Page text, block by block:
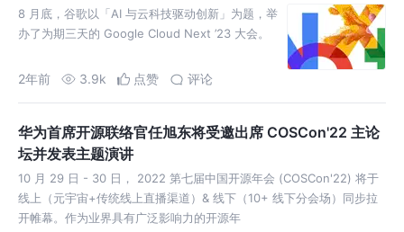
8 月底，谷歌以「AI 与云科技驱动创新」为题，举
办了为期三天的 Google Cloud Next ’23 大会。
2年前 3.9k 点赞 评论
华为首席开源联络官任旭东将受邀出席 COSCon'22 主论
坛并发表主题演讲
10 月 29 日 - 30 日， 2022 第七届中国开源年会 (COSCon'22) 将于
线上（元宇宙+传统线上直播渠道）& 线下（10+ 线下分会场）同步拉
开帷幕。作为业界具有广泛影响力的开源年